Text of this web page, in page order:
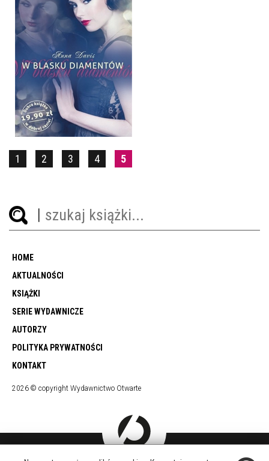
W BLASKU DIAMENTÓW
ANNA DAVIS
POCKET
19,90 ZŁ
1 2 3 4 5
HOME
AKTUALNOŚCI
KSIĄŻKI
SERIE WYDAWNICZE
AUTORZY
POLITYKA PRYWATNOŚCI
KONTAKT
2026 © copyright Wydawnictwo Otwarte